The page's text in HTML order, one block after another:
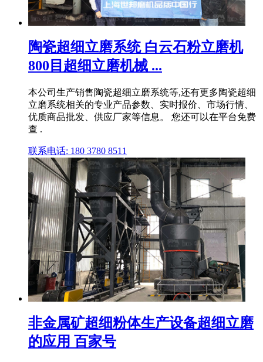
陶瓷超细立磨系统 白云石粉立磨机
800目超细立磨机械 ...
本公司生产销售陶瓷超细立磨系统等,还有更多陶瓷超细
立磨系统相关的专业产品参数、实时报价、市场行情、
优质商品批发、供应厂家等信息。 您还可以在平台免费
查 .
联系电话: 180 3780 8511
非金属矿超细粉体生产设备超细立磨
的应用 百家号